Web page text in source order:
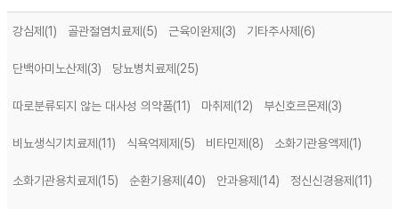
강심제 (1) 골관절염치료제 (5) 근육이완제 (3) 기타주사제 (6)
단백아미노산제 (3) 당뇨병치료제 (25)
따로분류되지 않는 대사성 의약품(11) 마취제 (12) 부신호르몬제 (3)
비뇨생식기치료제 (11) 식욕억제제 (5) 비타민제 (8) 소화기관용액제 (1)
소화기관용치료제 (15) 순환기용제 (40) 안과용제 (14) 정신신경용제 (11)